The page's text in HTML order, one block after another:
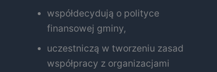
współdecydują o polityce
finansowej gminy,
uczestniczą w tworzeniu zasad
współpracy z organizacjami